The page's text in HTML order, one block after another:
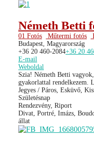
Németh Betti
01 Fotós Műtermi fotós
Budapest, Magyarország
+36 20 460-2084+36 20
E-mail
Weboldal
Szia! Németh Betti
gyakorlattal rendelkezem.
Jegyes / Páros, Esküvő,
Születésnap
Rendezvény, Riport
Divat, Portré, Imázs,
állat